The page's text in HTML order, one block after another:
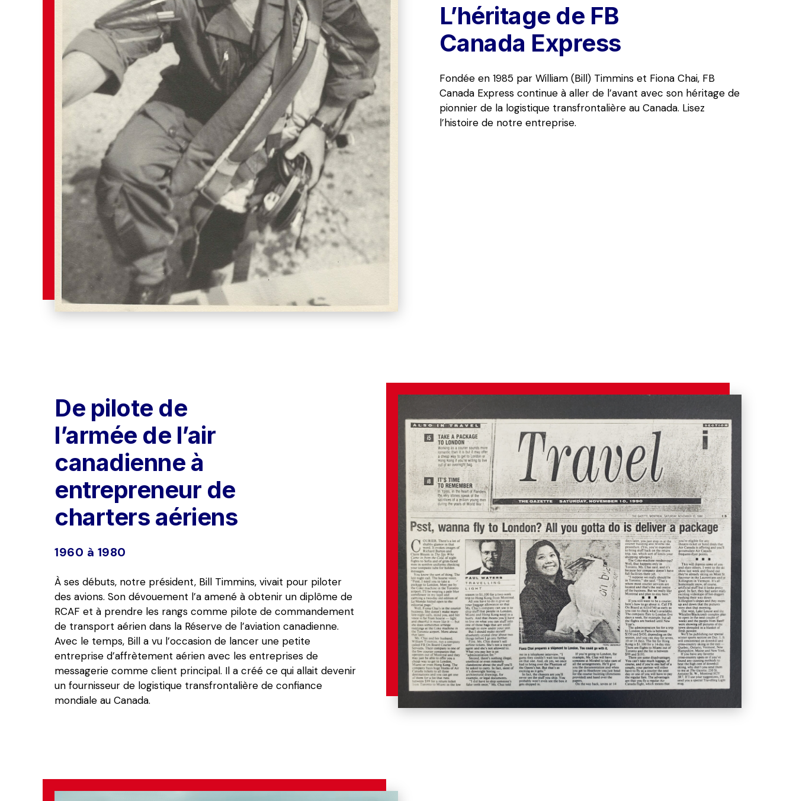
L’héritage de FB
Canada Express
Fondée en 1985 par William (Bill) Timmins et Fiona Chai, FB
Canada Express continue à aller de l’avant avec son héritage de
pionnier de la logistique transfrontalière au Canada. Lisez
l’histoire de notre entreprise.
De pilote de
l’armée de l’air
canadienne à
entrepreneur de
charters aériens
1960 à 1980
À ses débuts, notre président, Bill Timmins, vivait pour piloter
des avions. Son dévouement l’a amené à obtenir un diplôme de
RCAF et à prendre les rangs comme pilote de commandement
de transport aérien dans la Réserve de l’aviation canadienne.
Avec le temps, Bill a vu l’occasion de lancer une petite
entreprise d’affrètement aérien avec les entreprises de
messagerie comme client principal. Il a créé ce qui allait devenir
un fournisseur de logistique transfrontalière de confiance
mondiale au Canada.